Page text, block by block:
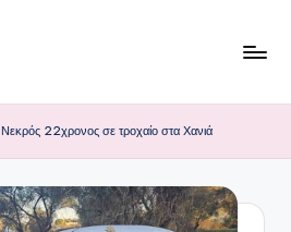
Νεκρός 22χρονος σε τροχαίο στα Χανιά